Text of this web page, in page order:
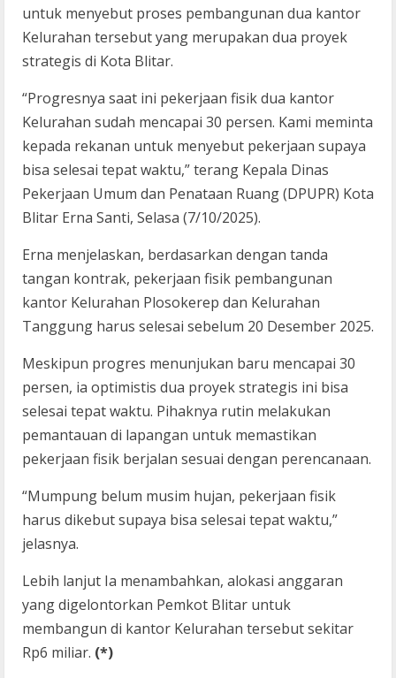
untuk menyebut proses pembangunan dua kantor
Kelurahan tersebut yang merupakan dua proyek
strategis di Kota Blitar.
“Progresnya saat ini pekerjaan fisik dua kantor
Kelurahan sudah mencapai 30 persen. Kami meminta
kepada rekanan untuk menyebut pekerjaan supaya
bisa selesai tepat waktu,” terang Kepala Dinas
Pekerjaan Umum dan Penataan Ruang (DPUPR) Kota
Blitar Erna Santi, Selasa (7/10/2025).
Erna menjelaskan, berdasarkan dengan tanda
tangan kontrak, pekerjaan fisik pembangunan
kantor Kelurahan Plosokerep dan Kelurahan
Tanggung harus selesai sebelum 20 Desember 2025.
Meskipun progres menunjukan baru mencapai 30
persen, ia optimistis dua proyek strategis ini bisa
selesai tepat waktu. Pihaknya rutin melakukan
pemantauan di lapangan untuk memastikan
pekerjaan fisik berjalan sesuai dengan perencanaan.
“Mumpung belum musim hujan, pekerjaan fisik
harus dikebut supaya bisa selesai tepat waktu,”
jelasnya.
Lebih lanjut Ia menambahkan, alokasi anggaran
yang digelontorkan Pemkot Blitar untuk
membangun di kantor Kelurahan tersebut sekitar
Rp6 miliar. (*)